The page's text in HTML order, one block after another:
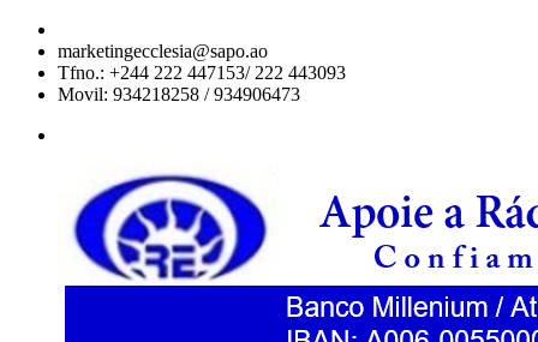
marketingecclesia@sapo.ao
Tfno.: +244 222 447153/ 222 443093
Movil: 934218258 / 934906473